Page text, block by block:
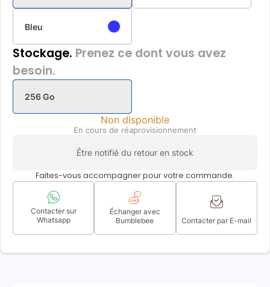
Bleu
Stockage. Prenez ce dont vous avez
besoin.
256 Go
Non disponible
En cours de réaprovisionnement
Être notifié du retour en stock
Faites-vous accompagner pour votre commande.
Contacter sur
Whatsapp
Échanger avec
Bumblebee
Contacter par E-mail